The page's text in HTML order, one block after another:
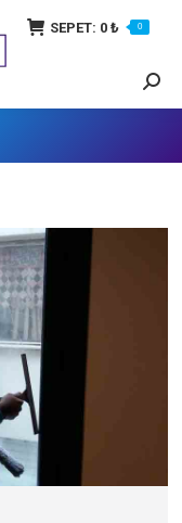
SEPET: 0 ₺ 0